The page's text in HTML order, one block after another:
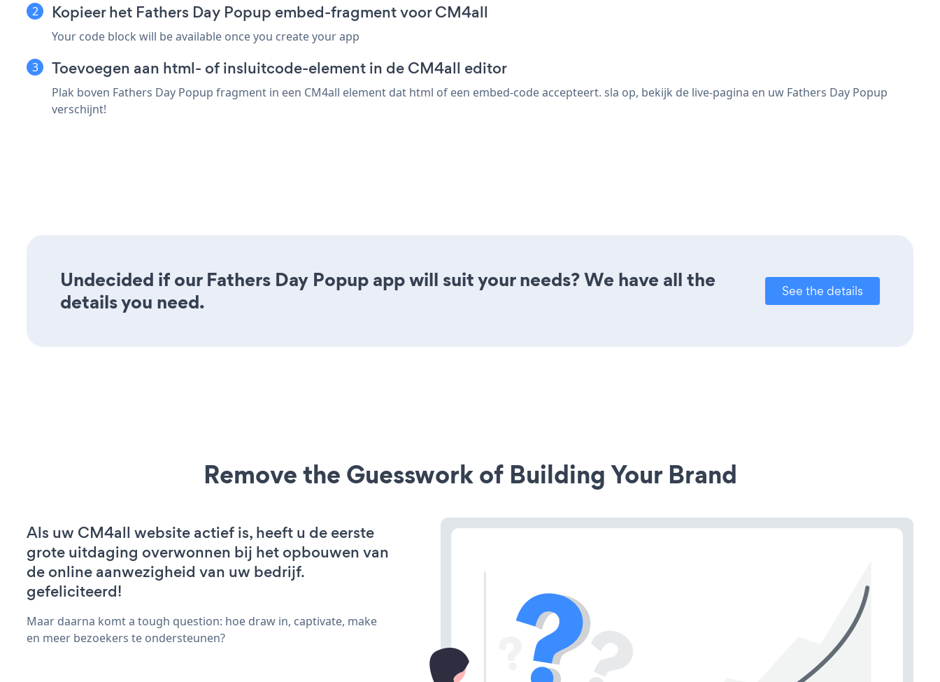
Kopieer het Fathers Day Popup embed-fragment voor CM4all
Your code block will be available once you create your app
Toevoegen aan html- of insluitcode-element in de CM4all editor
Plak boven Fathers Day Popup fragment in een CM4all element dat html of een embed-code accepteert. sla op, bekijk de live-pagina en uw Fathers Day Popup
verschijnt!
Undecided if our Fathers Day Popup app will suit your needs? We have all the
details you need.
See the details
Remove the Guesswork of Building Your Brand
Als uw CM4all website actief is, heeft u de eerste
grote uitdaging overwonnen bij het opbouwen van
de online aanwezigheid van uw bedrijf.
gefeliciteerd!
Maar daarna komt a tough question: hoe draw in, captivate, make
en meer bezoekers te ondersteunen?